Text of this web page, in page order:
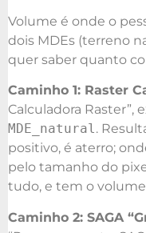
Volume é onde o
dois MDEs (terreno
quer saber quanto
Caminho 1: Raster
Calculadora Raster”,
MDE_natural.
positivo, é aterro;
pelo tamanho do
tudo, e tem o
Caminho 2: SAGA